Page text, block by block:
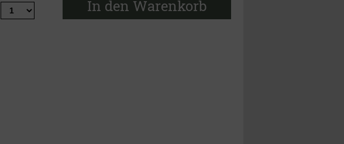
In den Warenkorb